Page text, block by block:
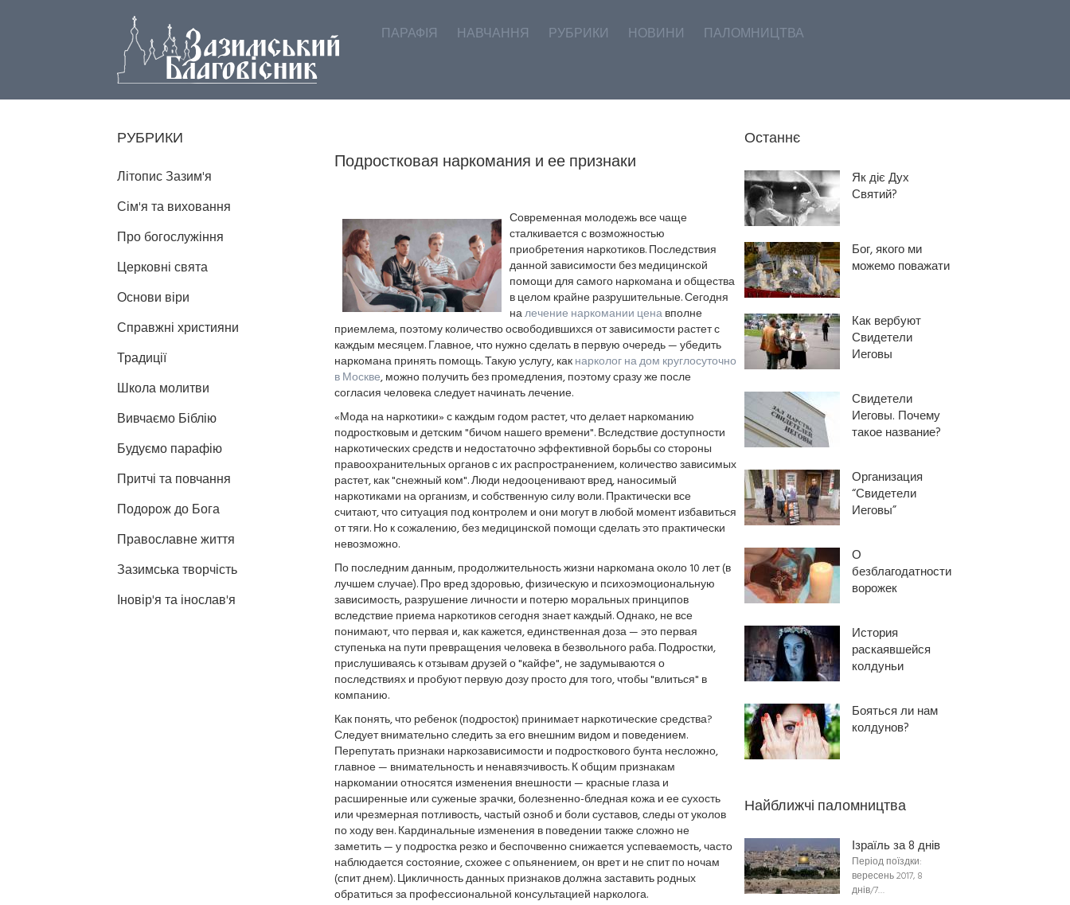
ПАРАФІЯ НАВЧАННЯ РУБРИКИ НОВИНИ ПАЛОМНИЦТВА
Подростковая наркомания и ее признаки
Современная молодежь все чаще
сталкивается с возможностью
приобретения наркотиков. Последствия
данной зависимости без медицинской
помощи для самого наркомана и общества
в целом крайне разрушительные. Сегодня
налечение наркомании ценавполне
приемлема, поэтому количество освободившихся от зависимости растет с
каждым месяцем. Главное, что нужно сделать в первую очередь — убедить
наркомана принять помощь. Такую услугу, какнарколог на дом круглосуточно
в Москве, можно получить без промедления, поэтому сразу же после
согласия человека следует начинать лечение.
«Мода на наркотики» с каждым годом растет, что делает наркоманию
подростковым и детским "бичом нашего времени". Вследствие доступности
наркотических средств и недостаточно эффективной борьбы со стороны
правоохранительных органов с их распространением, количество зависимых
растет, как "снежный ком". Люди недооценивают вред, наносимый
наркотиками на организм, и собственную силу воли. Практически все
считают, что ситуация под контролем и они могут в любой момент избавиться
от тяги. Но к сожалению, без медицинской помощи сделать это практически
невозможно.
По последним данным, продолжительность жизни наркомана около 10 лет (в
лучшем случае). Про вред здоровью, физическую и психоэмоциональную
зависимость, разрушение личности и потерю моральных принципов
вследствие приема наркотиков сегодня знает каждый. Однако, не все
понимают, что первая и, как кажется, единственная доза — это первая
ступенька на пути превращения человека в безвольного раба. Подростки,
прислушиваясь к отзывам друзей о "кайфе", не задумываются о
последствиях и пробуют первую дозу просто для того, чтобы "влиться" в
компанию.
Как понять, что ребенок (подросток) принимает наркотические средства?
Следует внимательно следить за его внешним видом и поведением.
Перепутать признаки наркозависимости и подросткового бунта несложно,
главное — внимательность и ненавязчивость. К общим признакам
наркомании относятся изменения внешности — красные глаза и
расширенные или суженые зрачки, болезненно-бледная кожа и ее сухость
или чрезмерная потливость, частый озноб и боли суставов, следы от уколов
по ходу вен. Кардинальные изменения в поведении также сложно не
заметить — у подростка резко и беспочвенно снижается успеваемость, часто
наблюдается состояние, схожее с опьянением, он врет и не спит по ночам
(спит днем). Цикличность данных признаков должна заставить родных
обратиться за профессиональной консультацией нарколога.
РУБРИКИ
Літопис Зазим'я
Сім'я та виховання
Про богослужіння
Церковні свята
Основи віри
Справжні християни
Традиції
Школа молитви
Вивчаємо Біблію
Будуємо парафію
Притчі та повчання
Подорож до Бога
Православне життя
Зазимська творчість
Іновір'я та інослав'я
Останнє
Як діє Дух
Святий?
Бог, якого ми
можемо поважати
Как вербуют
Свидетели
Иеговы
Свидетели
Иеговы. Почему
такое название?
Организация
“Свидетели
Иеговы”
О
безблагодатности
ворожек
История
раскаявшейся
колдуньи
Бояться ли нам
колдунов?
Найближчі паломництва
Ізраїль за 8 днів
Період поїздки:
вересень 2017, 8
днів/7…